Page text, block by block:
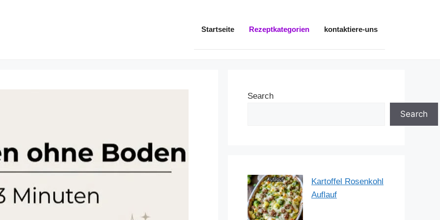
Startseite Rezeptkategorien kontaktiere-uns
Search
Search
Kartoffel Rosenkohl
Auflauf